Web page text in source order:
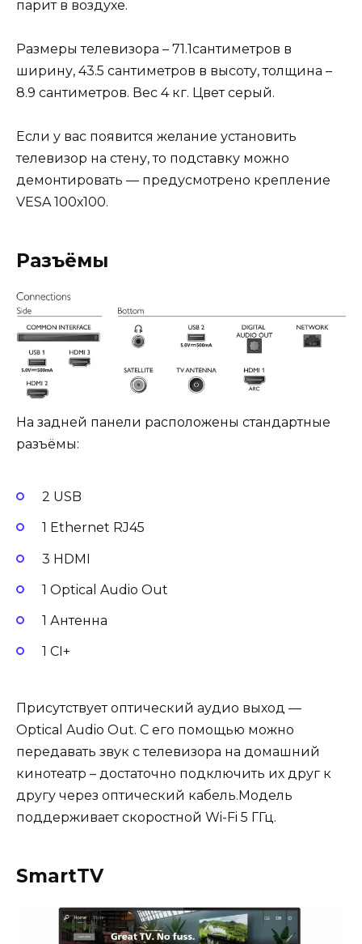
парит в воздухе.
Размеры телевизора – 71.1сантиметров в
ширину, 43.5 сантиметров в высоту, толщина –
8.9 сантиметров. Вес 4 кг. Цвет серый.
Если у вас появится желание установить
телевизор на стену, то подставку можно
демонтировать — предусмотрено крепление
VESA 100х100.
Разъёмы
На задней панели расположены стандартные
разъёмы:
2 USB
1 Ethernet RJ45
3 HDMI
1 Optical Audio Out
1 Антенна
1 CI+
Присутствует оптический аудио выход —
Optical Audio Out. С его помощью можно
передавать звук с телевизора на домашний
кинотеатр – достаточно подключить их друг к
другу через оптический кабель.Модель
поддерживает скоростной Wi-Fi 5 ГГц.
SmartTV